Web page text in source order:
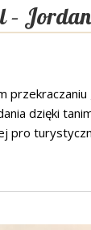
–
przekraczaniu
dzięki
pro